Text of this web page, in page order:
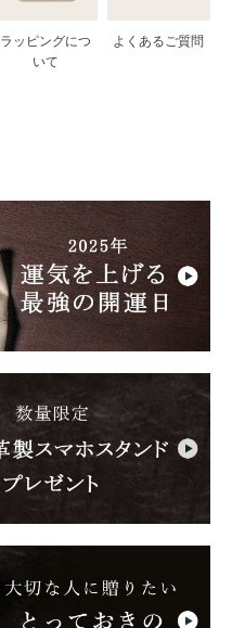
ラッピングにつ
いて
よくあるご質問